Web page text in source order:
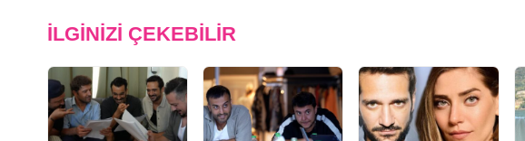
İLGINIZI ÇEKEBILIR